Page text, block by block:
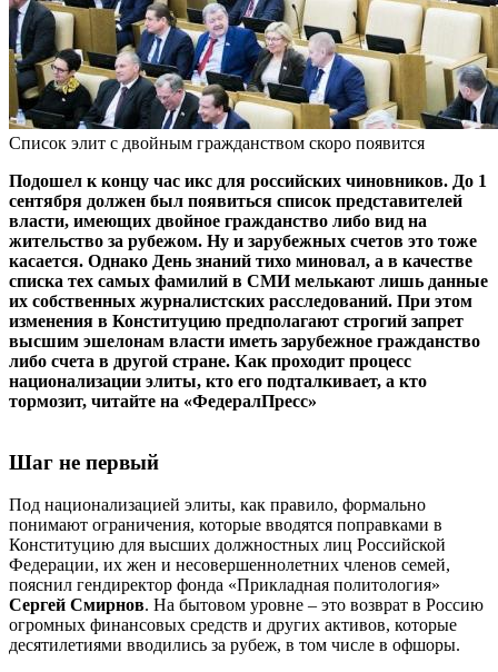
Список элит с двойным гражданством скоро появится
Подошел к концу час икс для российских чиновников. До 1
сентября должен был появиться список представителей
власти, имеющих двойное гражданство либо вид на
жительство за рубежом. Ну и зарубежных счетов это тоже
касается. Однако День знаний тихо миновал, а в качестве
списка тех самых фамилий в СМИ мелькают лишь данные
их собственных журналистских расследований. При этом
изменения в Конституцию предполагают строгий запрет
высшим эшелонам власти иметь зарубежное гражданство
либо счета в другой стране. Как проходит процесс
национализации элиты, кто его подталкивает, а кто
тормозит, читайте на «ФедералПресс»
Шаг не первый
Под национализацией элиты, как правило, формально
понимают ограничения, которые вводятся поправками в
Конституцию для высших должностных лиц Российской
Федерации, их жен и несовершеннолетних членов семей,
пояснил гендиректор фонда «Прикладная политология»
Сергей Смирнов. На бытовом уровне – это возврат в Россию
огромных финансовых средств и других активов, которые
десятилетиями вводились за рубеж, в том числе в офшоры.